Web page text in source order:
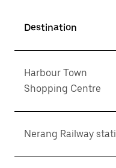
Destination
Harbour Town
Shopping Centre
Nerang Railway